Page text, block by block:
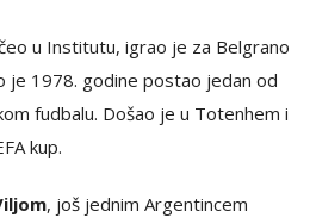
u Institutu, igrao je za Belgrano
je 1978. godine postao jedan od
fudbalu. Došao je u Totenhem i
kup.
, još jednim Argentincem